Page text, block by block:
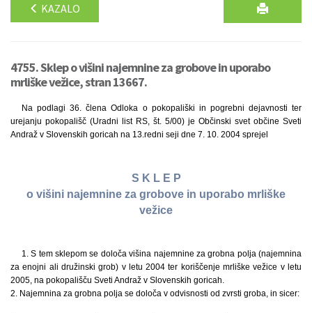
KAZALO
4755. Sklep o višini najemnine za grobove in uporabo
mrliške vežice, stran 13667.
Na podlagi 36. člena Odloka o pokopališki in pogrebni dejavnosti ter
urejanju pokopališč (Uradni list RS, št. 5/00) je Občinski svet občine Sveti
Andraž v Slovenskih goricah na 13.redni seji dne 7. 10. 2004 sprejel
S K L E P
o višini najemnine za grobove in uporabo mrliške
vežice
1. S tem sklepom se določa višina najemnine za grobna polja (najemnina
za enojni ali družinski grob) v letu 2004 ter koriščenje mrliške vežice v letu
2005, na pokopališču Sveti Andraž v Slovenskih goricah.
2. Najemnina za grobna polja se določa v odvisnosti od zvrsti groba, in sicer: